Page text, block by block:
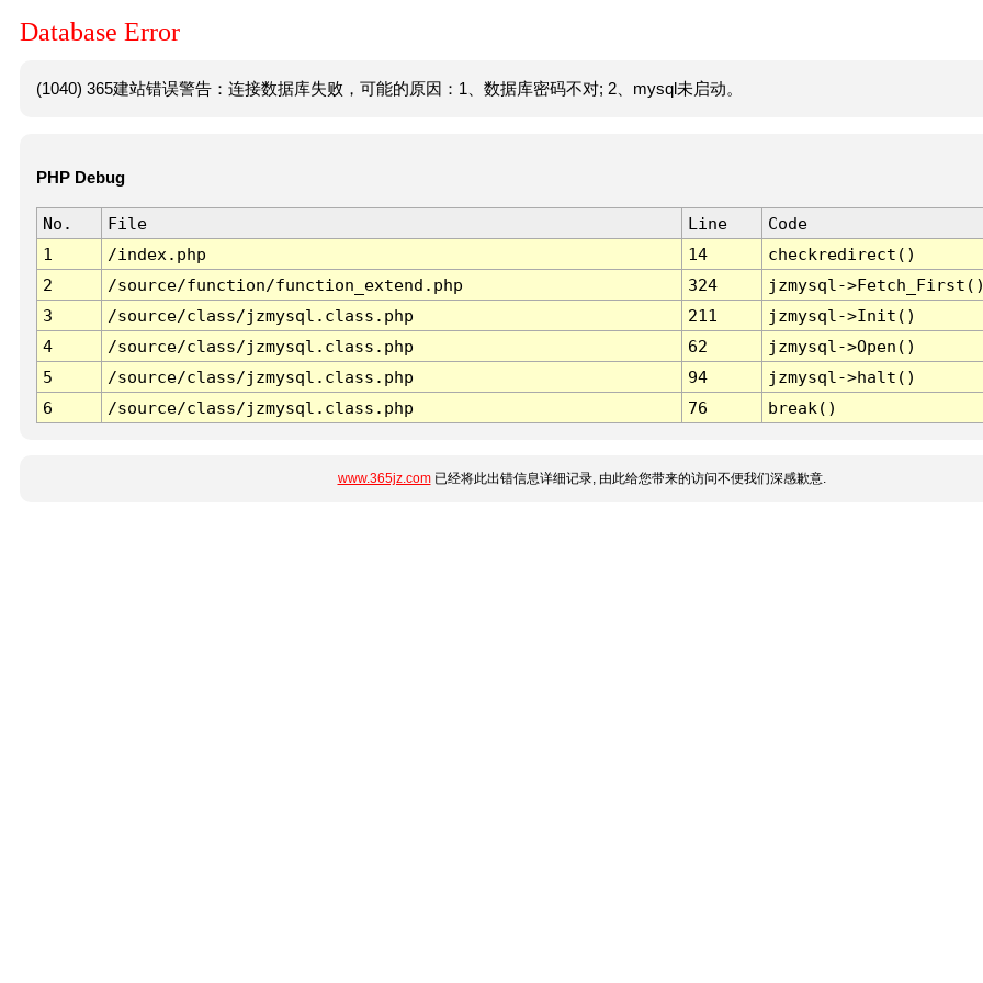
Database Error
(1040) 365建站错误警告：连接数据库失败，可能的原因：1、数据库密码不对; 2、mysql未启动。
PHP Debug
No. File Line
Code
1
/index.php 14
checkredirect()
2
/source/function/function_extend.php 324
jzmysql-
3
/source/class/jzmysql.class.php 211
jzmysql->Init()
4
/source/class/jzmysql.class.php 62
jzmysql->Open()
5
/source/class/jzmysql.class.php 94
jzmysql->halt()
6
/source/class/jzmysql.class.php 76 break()
www.365jz.com已经将此出错信息详细记录, 由此给您带来的访问不便我们深感歉意.